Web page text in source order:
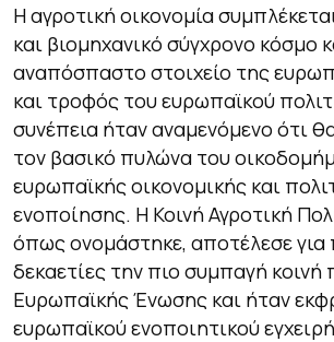
Η αγροτική οικονομία
και βιομηχανικό σύγχρονο κόσμο
αναπόσπαστο στοιχείο της
και τροφός του ευρωπαϊκού
συνέπεια ήταν αναμενόμενο ότι
τον βασικό πυλώνα του
ευρωπαϊκής οικονομικής και
ενοποίησης. Η Κοινή Αγροτική
όπως ονομάστηκε, αποτέλεσε για
δεκαετίες την πιο συμπαγή κοινή
Ευρωπαϊκής Ένωσης και ήταν
ευρωπαϊκού ενοποιητικού